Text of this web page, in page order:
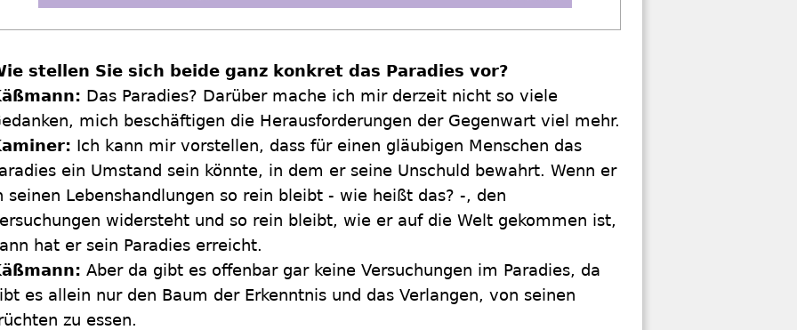
stellen Sie sich beide ganz konkret das Paradies vor?
Das Paradies? Darüber mache ich mir derzeit nicht so viele
mich beschäftigen die Herausforderungen der Gegenwart viel mehr.
Ich kann mir vorstellen, dass für einen gläubigen Menschen das
ein Umstand sein könnte, in dem er seine Unschuld bewahrt. Wenn er
seinen Lebenshandlungen so rein bleibt - wie heißt das? -, den
widersteht und so rein bleibt, wie er auf die Welt gekommen ist,
hat er sein Paradies erreicht.
Aber da gibt es offenbar gar keine Versuchungen im Paradies, da
es allein nur den Baum der Erkenntnis und das Verlangen, von seinen
zu essen.